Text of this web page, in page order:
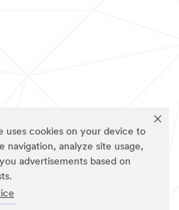
uses cookies on your device to
navigation, analyze site usage,
advertisements based on